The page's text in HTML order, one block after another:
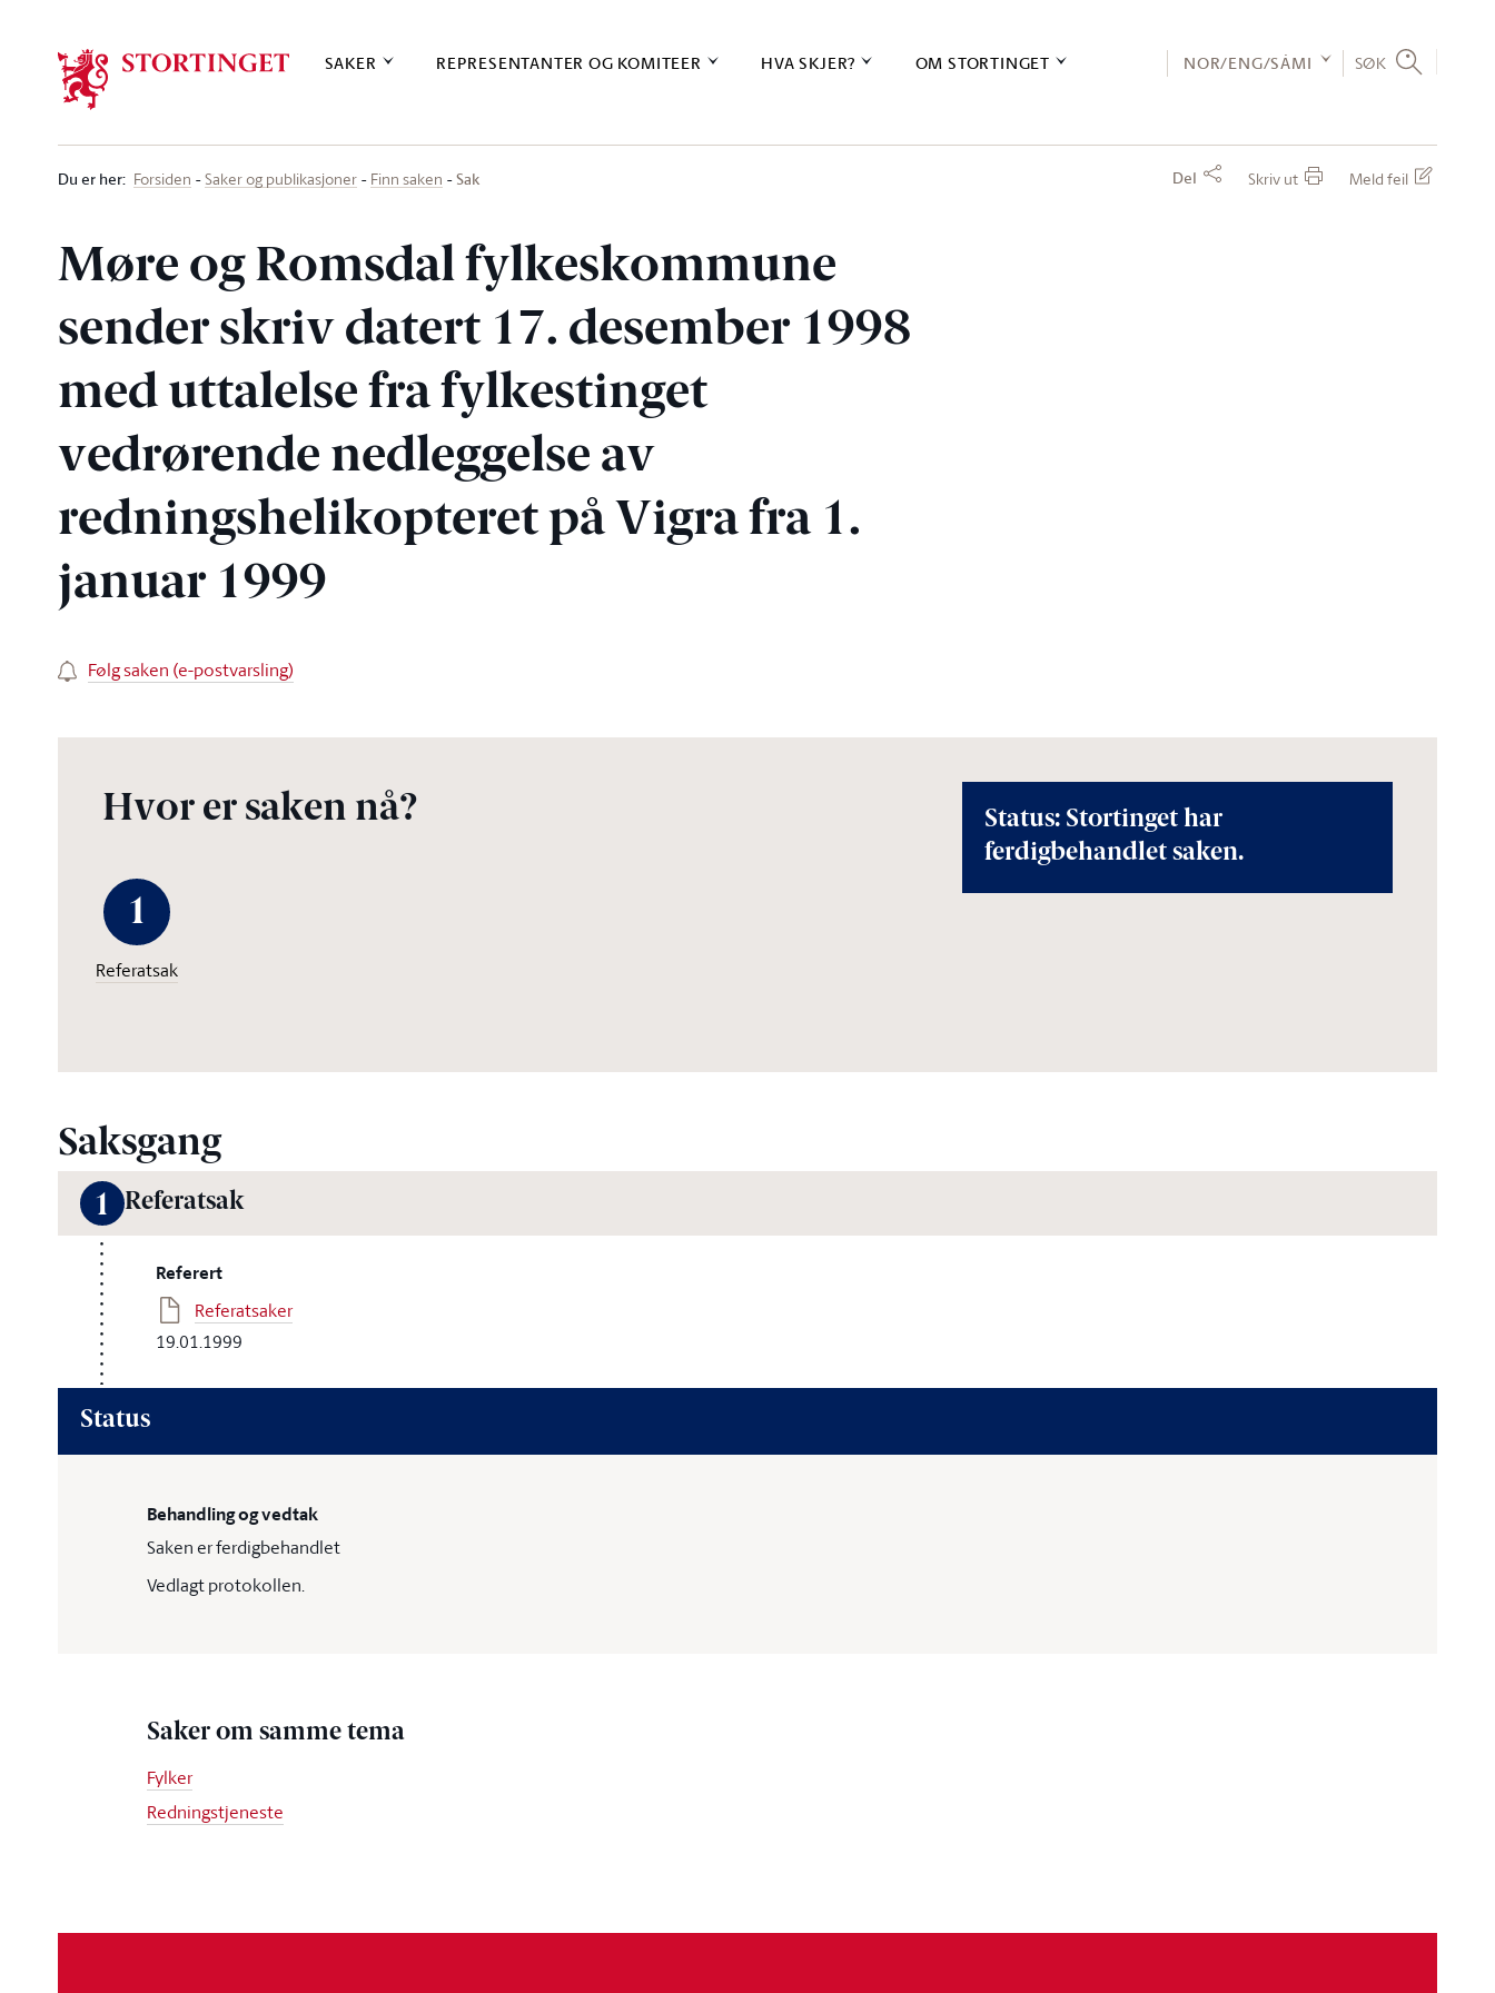
SAKER REPRESENTANTER OG KOMITEER HVA SKJER? OM STORTINGET NOR/ENG/SÁMI SØK
Du er her: Forsiden Saker og publikasjoner Finn saken Sak Del Skriv ut Meld feil
Møre og Romsdal fylkeskommune
sender skriv datert 17. desember 1998
med uttalelse fra fylkestinget
vedrørende nedleggelse av
redningshelikopteret på Vigra fra 1.
januar 1999
Følg saken (e-postvarsling)
Hvor er saken nå?
1
Referatsak
Status: Stortinget har
ferdigbehandlet saken.
Saksgang
1 Referatsak
Referert
Referatsaker
19.01.1999
Status
Behandling og vedtak
Saken er ferdigbehandlet
Vedlagt protokollen.
Saker om samme tema
Fylker
Redningstjeneste